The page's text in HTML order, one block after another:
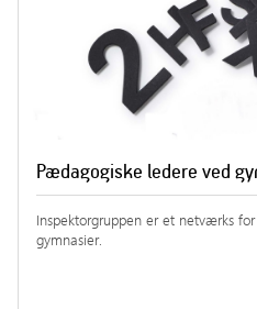
Pædagogiske ledere ved
Inspektorgruppen er et netværks
gymnasier.